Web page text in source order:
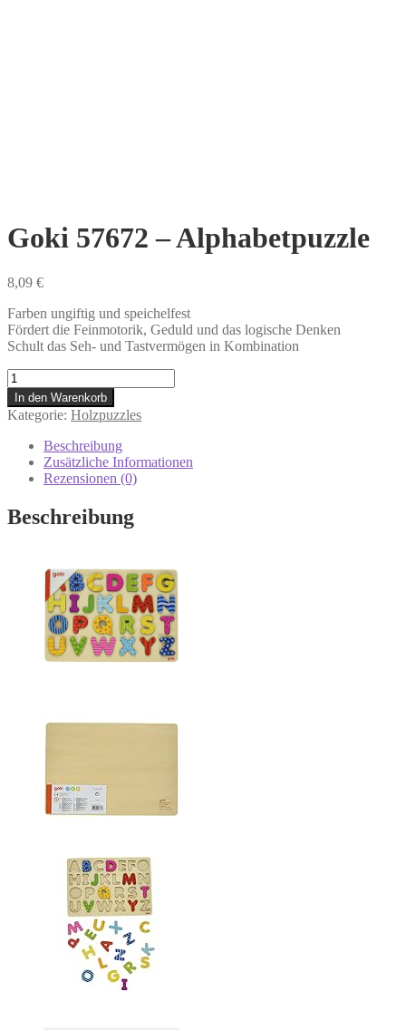
Goki 57672 – Alphabetpuzzle
8,09 €
Farben ungiftig und speichelfest
Fördert die Feinmotorik, Geduld und das logische Denken
Schult das Seh- und Tastvermögen in Kombination
Goki
57672
-
Alphabetpuzzle
Menge
In den Warenkorb
Kategorie: Holzpuzzles
Beschreibung
Zusätzliche Informationen
Rezensionen (0)
Beschreibung